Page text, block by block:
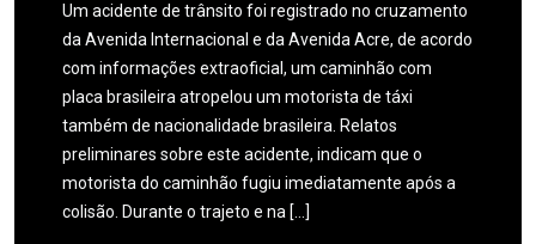
Um acidente de trânsito foi registrado no cruzamento
da Avenida Internacional e da Avenida Acre, de acordo
com informações extraoficial, um caminhão com
placa brasileira atropelou um motorista de táxi
também de nacionalidade brasileira. Relatos
preliminares sobre este acidente, indicam que o
motorista do caminhão fugiu imediatamente após a
colisão. Durante o trajeto e na […]